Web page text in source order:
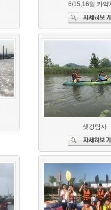
6/15,16일 카약
샛강탐사